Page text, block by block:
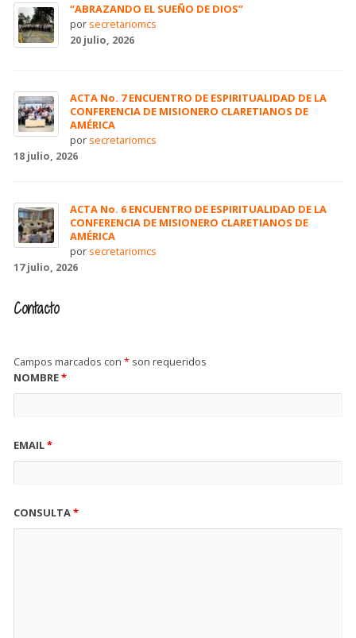
“ABRAZANDO EL SUEÑO DE DIOS”
por secretariomcs
20 julio, 2026
ACTA No. 7 ENCUENTRO DE ESPIRITUALIDAD DE LA
CONFERENCIA DE MISIONERO CLARETIANOS DE
AMÉRICA
por secretariomcs
18 julio, 2026
ACTA No. 6 ENCUENTRO DE ESPIRITUALIDAD DE LA
CONFERENCIA DE MISIONERO CLARETIANOS DE
AMÉRICA
por secretariomcs
17 julio, 2026
Contacto
Campos marcados con* son requeridos
NOMBRE*
EMAIL*
CONSULTA*